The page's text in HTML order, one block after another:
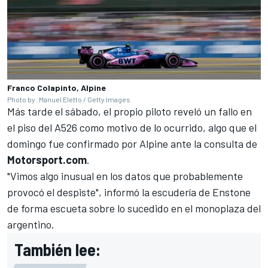
Franco Colapinto, Alpine
Photo by: Manuel Eletto / Getty Images
Más tarde el sábado, el propio piloto reveló un fallo en
el piso del A526 como motivo de lo ocurrido, algo que el
domingo fue confirmado por Alpine ante la consulta de
Motorsport.com.
"Vimos algo inusual en los datos que probablemente
provocó el despiste", informó la escudería de Enstone
de forma escueta sobre lo sucedido en el monoplaza del
argentino.
También lee: